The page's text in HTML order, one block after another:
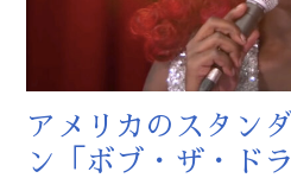
アメリカのスタン
ン「ボブ・ザ・ド